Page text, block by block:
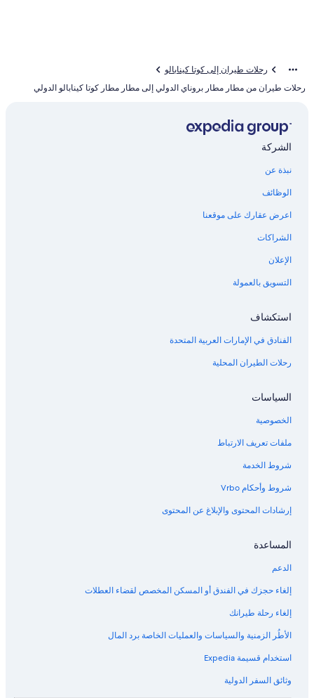
رحلات طيران إلى كوتا كينابالو
رحلات طيران من مطار مطار بروناي الدولي إلى مطار مطار كوتا كينابالو الدولي
الشركة
نبذة عن
الوظائف
اعرض عقارك على موقعنا
الشراكات
الإعلان
التسويق بالعمولة
استكشاف
الفنادق في الإمارات العربية المتحدة
رحلات الطيران المحلية
السياسات
الخصوصية
ملفات تعريف الارتباط
شروط الخدمة
شروط وأحكام Vrbo
إرشادات المحتوى والإبلاغ عن المحتوى
المساعدة
الدعم
إلغاء حجزك في الفندق أو المسكن المخصص لقضاء العطلات
إلغاء رحلة طيرانك
الأطُر الزمنية والسياسات والعمليات الخاصة برد المال
استخدام قسيمة Expedia
وثائق السفر الدولية